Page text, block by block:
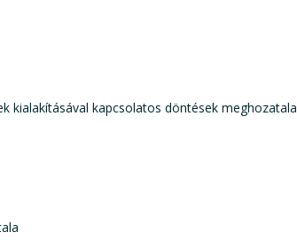
kialakításával kapcsolatos döntések meghozatala